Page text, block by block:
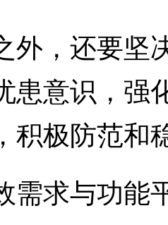
，还要坚
患意识，强
积极防范和
求与功能